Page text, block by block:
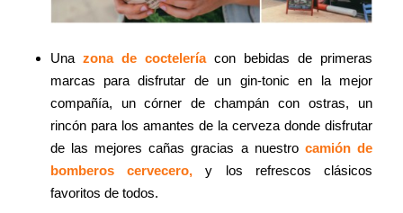
Una zona de cocteleríacon bebidas de primeras
marcas para disfrutar de un gin-tonic en la mejor
compañía, un córner de champán con ostras, un
rincón para los amantes de la cerveza donde disfrutar
de las mejores cañas gracias a nuestrocamión de
bomberos cervecero,y los refrescos clásicos
favoritos de todos.